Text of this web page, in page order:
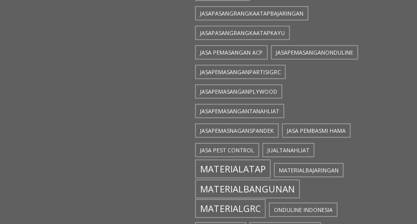
JASAPASANGRANGKAATAPBAJARINGAN
JASAPASANGRANGKAATAPKAYU
JASA PEMASANGAN ACP JASAPEMASANGANONDULINE
JASAPEMASANGANPARTISIGRC
JASAPEMASANGANPLYWOOD
JASAPEMASANGANTANAHLIAT
JASAPEMASNAGANSPANDEK JASA PEMBASMI HAMA
JASA PEST CONTROL JUALTANAHLIAT
MATERIALATAP MATERIALBAJARINGAN
MATERIALBANGUNAN
MATERIALGRC
ONDULINE INDONESIA